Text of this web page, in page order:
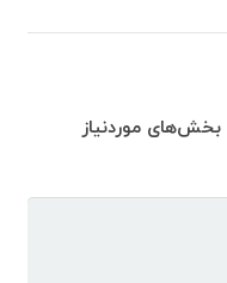
بخش‌های موردنیاز